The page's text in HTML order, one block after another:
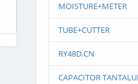
MOISTURE+METER
TUBE+CUTTER
RY48D.CN
CAPACITOR